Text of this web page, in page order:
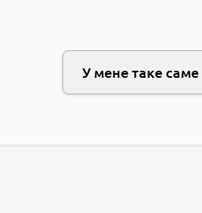
У мене таке